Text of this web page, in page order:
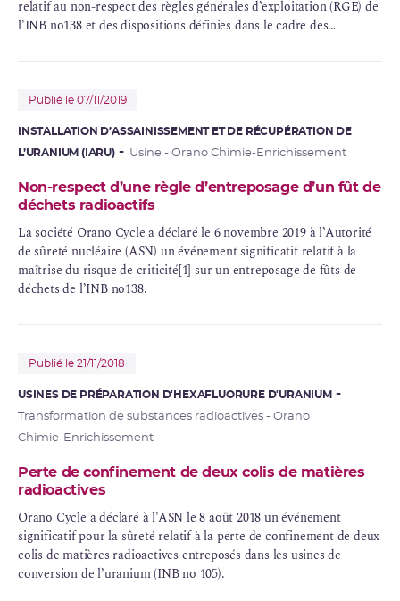
relatif au non-respect des règles générales d’exploitation(RGE) de
l’INBno138 et des dispositions définies dans le cadre des
Publié le 07/11/2019
INSTALLATION D’ASSAINISSEMENT ET DE RÉCUPÉRATION DE
L’URANIUM (IARU)
Usine - Orano Chimie-Enrichissement
Non-respect d’une règle d’entreposage d’un fût de
déchets radioactifs
La société Orano Cycle a déclaré le 6 novembre 2019 à l’Autorité
de sûreté nucléaire (ASN) un événement significatif relatif à la
maîtrise du risque de criticité[1] sur unentreposagede fûts de
déchets de l’INB no138.
Publié le 21/11/2018
USINES DE PRÉPARATION D'HEXAFLUORURE D'URANIUM
Transformation de substances radioactives - Orano
Chimie-Enrichissement
Perte de confinement de deux colis de matières
radioactives
Orano Cycle a déclaré à l’ASN le 8 août 2018 un événement
significatif pour la sûreté relatif à la perte de confinementde deux
colis dematières radioactives entreposés dans les usines de
conversion de l’uranium (INB no 105).